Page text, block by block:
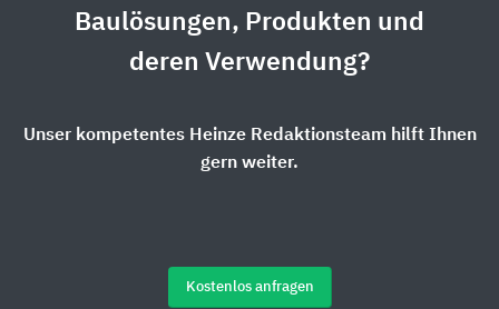
Baulösungen, Produkten und
deren Verwendung?
Unser kompetentes Heinze Redaktionsteam hilft Ihnen
gern weiter.
Kostenlos anfragen